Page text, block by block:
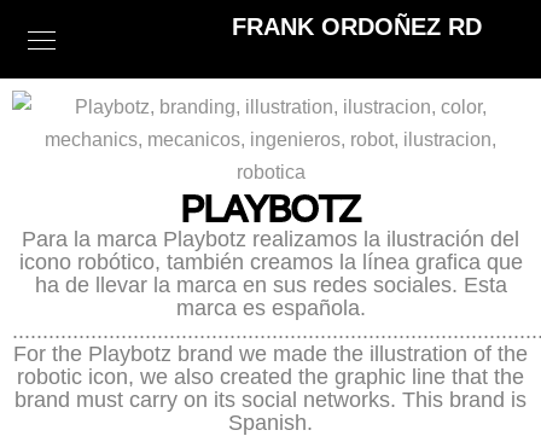
FRANK ORDOÑEZ RD
PLAYBOTZ
Para la marca Playbotz realizamos la ilustración del
icono robótico, también creamos la línea grafica que
ha de llevar la marca en sus redes sociales. Esta
marca es española.
For the Playbotz brand we made the illustration of the
robotic icon, we also created the graphic line that the
brand must carry on its social networks. This brand is
Spanish.